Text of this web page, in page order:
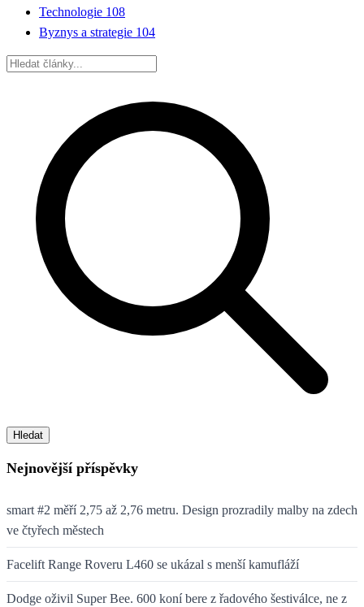
Technologie 108
Byznys a strategie 104
Hledat:
Hledat
Nejnovější příspěvky
smart #2 měří 2,75 až 2,76 metru. Design prozradily malby na zdech
ve čtyřech městech
Facelift Range Roveru L460 se ukázal s menší kamufláží
Dodge oživil Super Bee. 600 koní bere z řadového šestiválce, ne z